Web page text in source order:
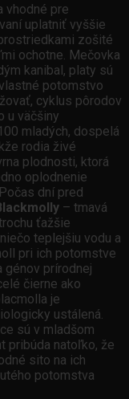
vhodné pre
uplatniť vyššie
zošité
ochotne. Mečovka
kanibal, platy sú
potomstvo
cyklus pôrodov
u väčšiny
mladých, dospelá
rodia živé
plodnosti, ktorá
oplodnenie
dní pred
– tmavá
ťažšie
teplejšiu vodu a
pri ich potomstve
prírodnej
čierne ako
je
ustálená.
sú v mladšom
pribúda natoľko, že
sito na ich
potomstva